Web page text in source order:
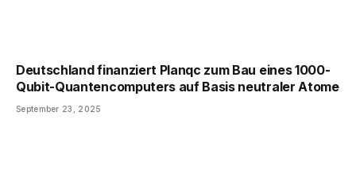
Deutschland finanziert Planqc zum Bau eines 1000-
Qubit-Quantencomputers auf Basis neutraler Atome
September 23, 2025